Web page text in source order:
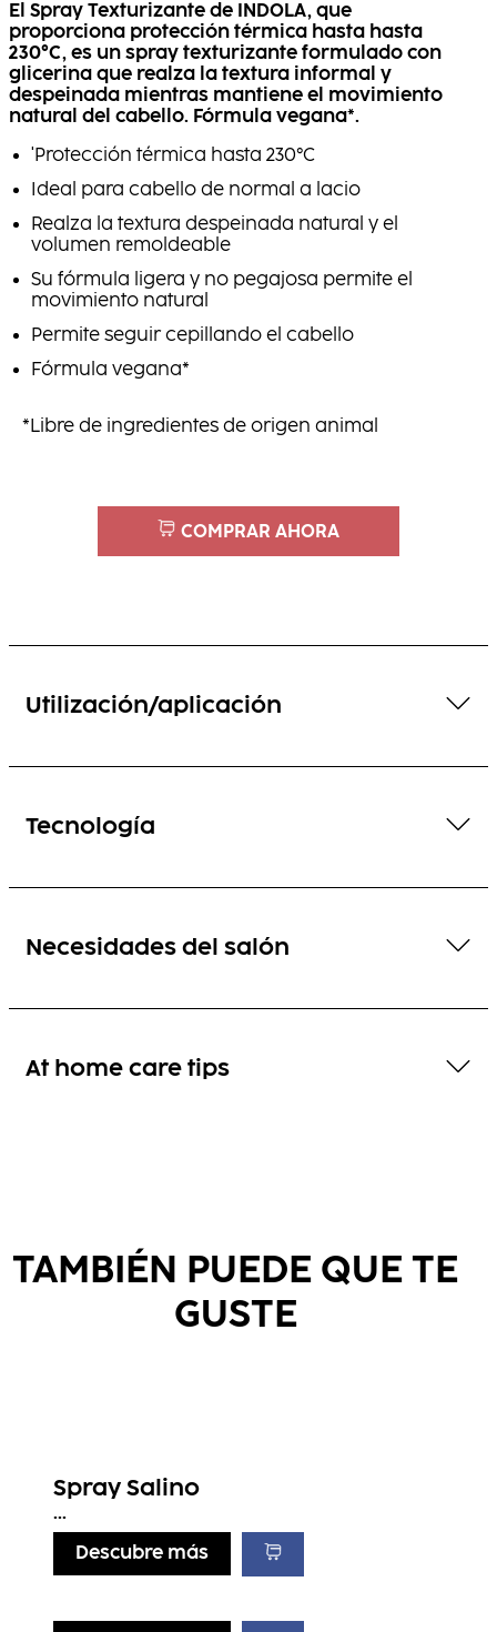
El Spray Texturizante de INDOLA, que
proporciona protección térmica hasta hasta
230°C, es un spray texturizante formulado con
glicerina que realza la textura informal y
despeinada mientras mantiene el movimiento
natural del cabello. Fórmula vegana*.
'Protección térmica hasta 230°C
Ideal para cabello de normal a lacio
Realza la textura despeinada natural y el
volumen remoldeable
Su fórmula ligera y no pegajosa permite el
movimiento natural
Permite seguir cepillando el cabello
Fórmula vegana*
*Libre de ingredientes de origen animal
COMPRAR AHORA
Utilización/aplicación
Tecnología
Necesidades del salón
At home care tips
TAMBIÉN PUEDE QUE TE
GUSTE
Spray Salino
...
Descubre más